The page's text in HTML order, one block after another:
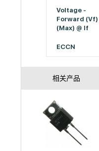
Voltage -
Forward (Vf)
(Max) @ If
ECCN
相关产品